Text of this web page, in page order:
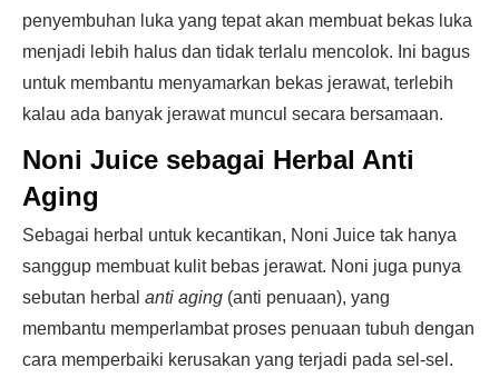
penyembuhan luka yang tepat akan membuat bekas luka
menjadi lebih halus dan tidak terlalu mencolok. Ini bagus
untuk membantu menyamarkan bekas jerawat, terlebih
kalau ada banyak jerawat muncul secara bersamaan.
Noni Juice sebagai Herbal Anti
Aging
Sebagai herbal untuk kecantikan, Noni Juice tak hanya
sanggup membuat kulit bebas jerawat. Noni juga punya
sebutan herbal anti aging (anti penuaan), yang
membantu memperlambat proses penuaan tubuh dengan
cara memperbaiki kerusakan yang terjadi pada sel-sel.